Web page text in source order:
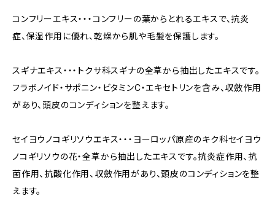
コンフリーエキス・・・コンフリーの葉からとれるエキスで、抗炎
症、保湿作用に優れ、乾燥から肌や毛髪を保護します。
スギナエキス・・・トクサ科スギナの全草から抽出したエキスです。
フラボノイド・サポニン・ビタミンC・エキセトリンを含み、収斂作用
があり、頭皮のコンディションを整えます。
セイヨウノコギリソウエキス・・・ヨーロッパ原産のキク科セイヨウ
ノコギリソウの花・全草から抽出したエキスです。抗炎症作用、抗
菌作用、抗酸化作用、収斂作用があり、頭皮のコンディションを整
えます。